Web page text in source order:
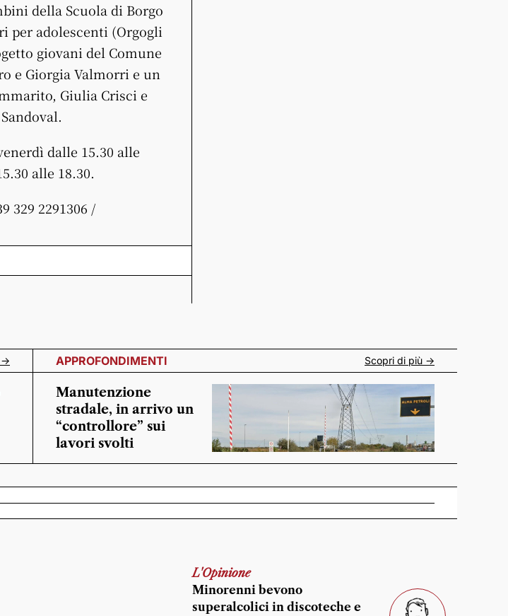
della Scuola di Borgo
per adolescenti (Orgogli
giovani del Comune
e Giorgia Valmorri e un
Giulia Crisci e
dalle 15.30 alle
alle 18.30.
329 2291306 /
> APPROFONDIMENTI Scopri di più ->
Manutenzione
stradale, in arrivo un
“controllore” sui
lavori svolti
L'Opinione
Minorenni bevono
superalcolici in discoteche e